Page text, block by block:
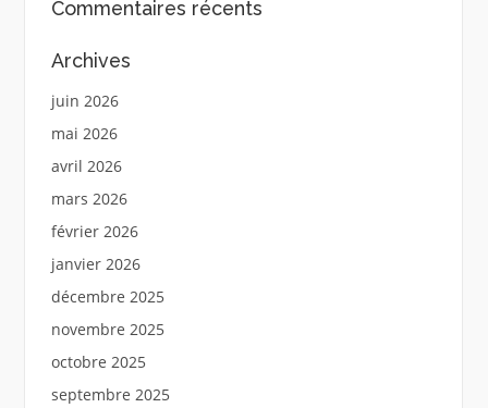
Commentaires récents
Archives
juin 2026
mai 2026
avril 2026
mars 2026
février 2026
janvier 2026
décembre 2025
novembre 2025
octobre 2025
septembre 2025